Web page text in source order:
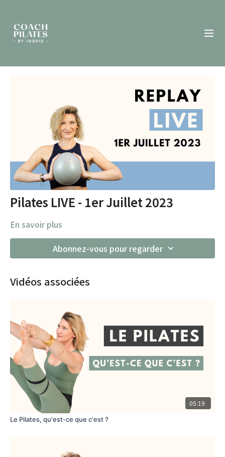
Pilates LIVE - 1er Juillet 2023
En savoir plus
Abonnez-vous pour regarder
Vidéos associées
05:19
Le Pilates, qu'est-ce que c'est ?